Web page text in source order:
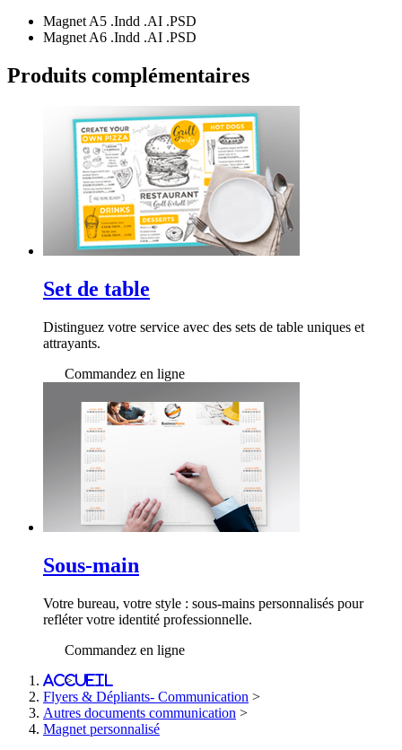
Magnet A5 .Indd .AI .PSD
Magnet A6 .Indd .AI .PSD
Produits complémentaires
Set de table
Distinguez votre service avec des sets de table uniques et
attrayants.
Commandez en ligne
Sous-main
Votre bureau, votre style : sous-mains personnalisés pour
refléter votre identité professionnelle.
Commandez en ligne
Accueil
>
Flyers & Dépliants- Communication >
Autres documents communication >
Magnet personnalisé